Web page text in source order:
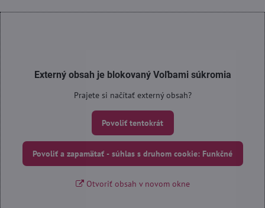
Externý obsah je blokovaný Voľbami súkromia
Prajete si načítať externý obsah?
Povoliť tentokrát
Povoliť a zapamätať - súhlas s druhom cookie: Funkčné
Otvoriť obsah v novom okne